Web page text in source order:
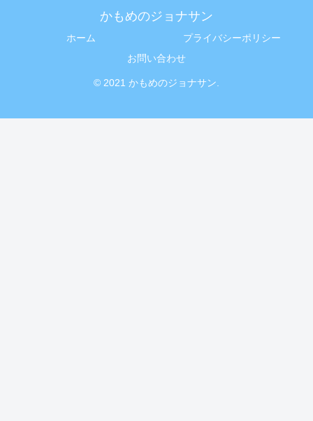
かもめのジョナサン
ホーム
プライバシーポリシー
お問い合わせ
© 2021 かもめのジョナサン.